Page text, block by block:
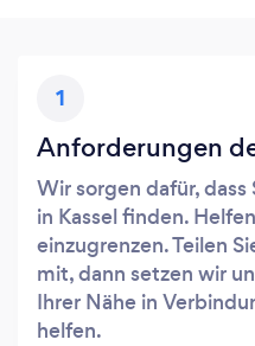
1
Anforderungen
Wir sorgen dafür,
in Kassel finden.
einzugrenzen. Teilen
mit, dann setzen wir
Ihrer Nähe in
helfen.